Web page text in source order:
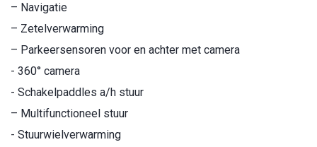
– Navigatie
– Zetelverwarming
– Parkeersensoren voor en achter met camera
- 360° camera
- Schakelpaddles a/h stuur
– Multifunctioneel stuur
- Stuurwielverwarming